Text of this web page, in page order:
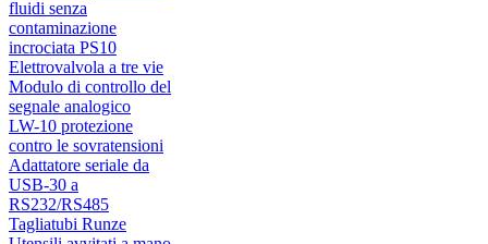
fluidi senza
contaminazione
incrociata PS10
Elettrovalvola a tre vie
Modulo di controllo del
segnale analogico
LW-10 protezione
contro le sovratensioni
Adattatore seriale da
USB-30 a
RS232/RS485
Tagliatubi Runze